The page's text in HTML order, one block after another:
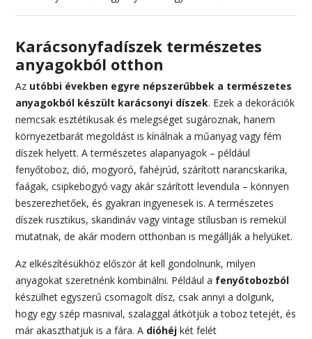
Karácsonyfadíszek természetes
anyagokból otthon
Az utóbbi években egyre népszerűbbek a természetes
anyagokból készült karácsonyi díszek. Ezek a dekorációk
nemcsak esztétikusak és melegséget sugároznak, hanem
környezetbarát megoldást is kínálnak a műanyag vagy fém
díszek helyett. A természetes alapanyagok – például
fenyőtoboz, dió, mogyoró, fahéjrúd, szárított narancskarika,
faágak, csipkebogyó vagy akár szárított levendula – könnyen
beszerezhetőek, és gyakran ingyenesek is. A természetes
díszek rusztikus, skandináv vagy vintage stílusban is remekül
mutatnak, de akár modern otthonban is megállják a helyüket.
Az elkészítésükhöz először át kell gondolnunk, milyen
anyagokat szeretnénk kombinálni. Például a fenyőtobozból
készülhet egyszerű csomagolt dísz, csak annyi a dolgunk,
hogy egy szép masnival, szalaggal átkötjük a toboz tetejét, és
már akaszthatjuk is a fára. A dióhéj két felét